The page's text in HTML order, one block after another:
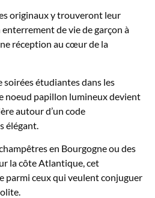
originaux y trouveront leur
de vie de garçon à
réception au cœur de la
soirées étudiantes dans les
noeud papillon lumineux devient
autour d’un code
élégant.
en Bourgogne ou des
la côte Atlantique, cet
parmi ceux qui veulent conjuguer